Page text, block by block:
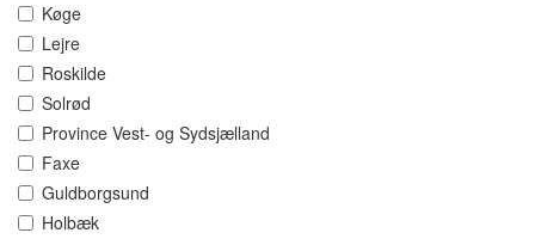
Køge
Lejre
Roskilde
Solrød
Province Vest- og Sydsjælland
Faxe
Guldborgsund
Holbæk